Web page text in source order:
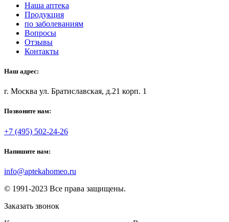
Наша аптека
Продукция
по заболеваниям
Вопросы
Отзывы
Контакты
Наш адрес:
г. Москва ул. Братиславская, д.21 корп. 1
Позвоните нам:
+7 (495) 502-24-26
Напишите нам:
info@aptekahomeo.ru
© 1991-2023 Все права защищены.
Заказать звонок